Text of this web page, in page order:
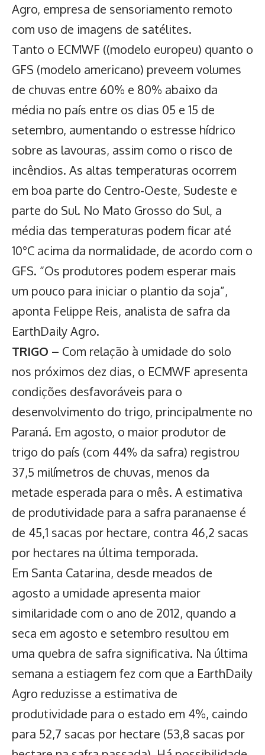
Agro, empresa de sensoriamento remoto
com uso de imagens de satélites.
Tanto o ECMWF ((modelo europeu) quanto o
GFS (modelo americano) preveem volumes
de chuvas entre 60% e 80% abaixo da
média no país entre os dias 05 e 15 de
setembro, aumentando o estresse hídrico
sobre as lavouras, assim como o risco de
incêndios. As altas temperaturas ocorrem
em boa parte do Centro-Oeste, Sudeste e
parte do Sul. No Mato Grosso do Sul, a
média das temperaturas podem ficar até
10°C acima da normalidade, de acordo com o
GFS. “Os produtores podem esperar mais
um pouco para iniciar o plantio da soja”,
aponta Felippe Reis, analista de safra da
EarthDaily Agro.
TRIGO – Com relação à umidade do solo
nos próximos dez dias, o ECMWF apresenta
condições desfavoráveis para o
desenvolvimento do trigo, principalmente no
Paraná. Em agosto, o maior produtor de
trigo do país (com 44% da safra) registrou
37,5 milímetros de chuvas, menos da
metade esperada para o mês. A estimativa
de produtividade para a safra paranaense é
de 45,1 sacas por hectare, contra 46,2 sacas
por hectares na última temporada.
Em Santa Catarina, desde meados de
agosto a umidade apresenta maior
similaridade com o ano de 2012, quando a
seca em agosto e setembro resultou em
uma quebra de safra significativa. Na última
semana a estiagem fez com que a EarthDaily
Agro reduzisse a estimativa de
produtividade para o estado em 4%, caindo
para 52,7 sacas por hectare (53,8 sacas por